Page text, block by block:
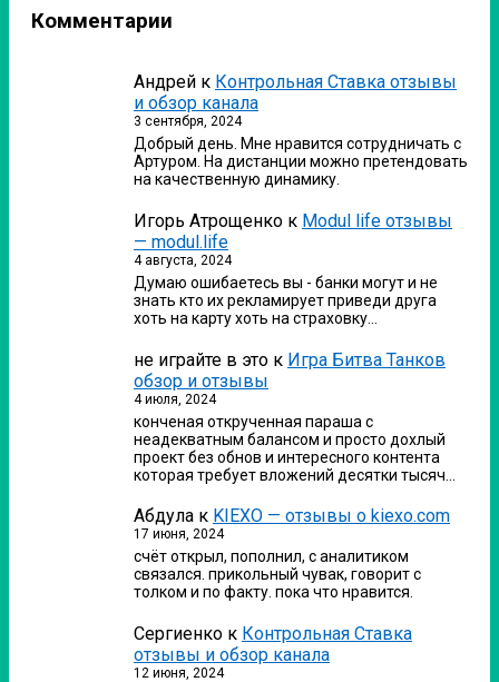
Комментарии
Андрей к Контрольная Ставка отзывы
и обзор канала
3 сентября, 2024
Добрый день. Мне нравится сотрудничать с
Артуром. На дистанции можно претендовать
на качественную динамику.
Игорь Атрощенко к Modul life отзывы
— modul.life
4 августа, 2024
Думаю ошибаетесь вы - банки могут и не
знать кто их рекламирует приведи друга
хоть на карту хоть на страховку…
не играйте в это к Игра Битва Танков
обзор и отзывы
4 июля, 2024
конченая открученная параша с
неадекватным балансом и просто дохлый
проект без обнов и интересного контента
которая требует вложений десятки тысяч…
Абдула к KIEXO — отзывы о kiexo.com
17 июня, 2024
счёт открыл, пополнил, с аналитиком
связался. прикольный чувак, говорит с
толком и по факту. пока что нравится.
Сергиенко к Контрольная Ставка
отзывы и обзор канала
12 июня, 2024